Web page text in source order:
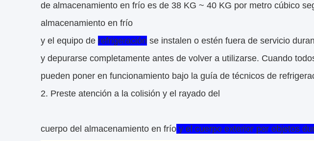
de almacenamiento en frío es de 38 KG ~ 40 KG por metro cúbico
almacenamiento en frío
y el equipo de refrigeración se instalen o estén fuera de servicio
y depurarse completamente antes de volver a utilizarse. Cuando
pueden poner en funcionamiento bajo la guía de técnicos de
2. Preste atención a la colisión y el rayado del
cuerpo del almacenamiento en frío y el cuerpo exterior por objetos